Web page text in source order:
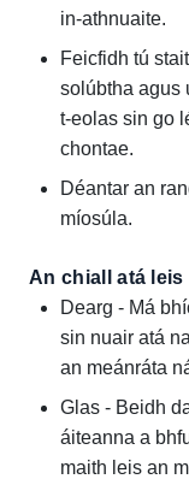
in‑athnuaite.
Feicfidh tú
solúbtha agus
t‑eolas sin go
chontae.
Déantar an
míosúla.
An chiall atá leis
Dearg - Má
sin nuair atá
an meánráta
Glas - Beidh
áiteanna a
maith leis an